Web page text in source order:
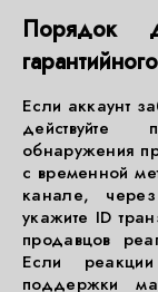
Порядок
Если аккаунт
действуйте
обнаружения
с временной
канале,
укажите ID
продавцов
Если
поддержки